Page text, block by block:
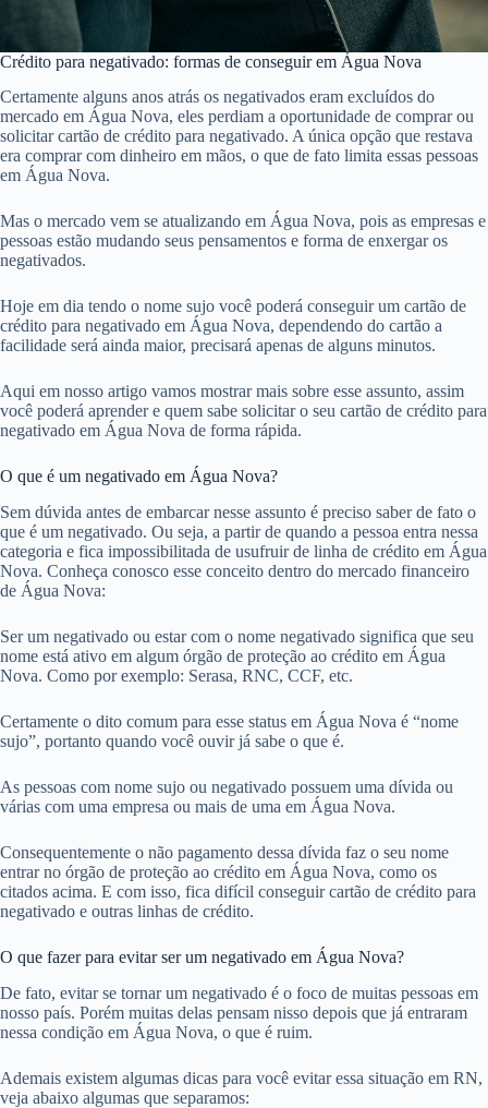
Crédito para negativado: formas de conseguir em Água Nova
Certamente alguns anos atrás os negativados eram excluídos do
mercado em Água Nova, eles perdiam a oportunidade de comprar ou
solicitar cartão de crédito para negativado. A única opção que restava
era comprar com dinheiro em mãos, o que de fato limita essas pessoas
em Água Nova.
Mas o mercado vem se atualizando em Água Nova, pois as empresas e
pessoas estão mudando seus pensamentos e forma de enxergar os
negativados.
Hoje em dia tendo o nome sujo você poderá conseguir um cartão de
crédito para negativado em Água Nova, dependendo do cartão a
facilidade será ainda maior, precisará apenas de alguns minutos.
Aqui em nosso artigo vamos mostrar mais sobre esse assunto, assim
você poderá aprender e quem sabe solicitar o seu cartão de crédito para
negativado em Água Nova de forma rápida.
O que é um negativado em Água Nova?
Sem dúvida antes de embarcar nesse assunto é preciso saber de fato o
que é um negativado. Ou seja, a partir de quando a pessoa entra nessa
categoria e fica impossibilitada de usufruir de linha de crédito em Água
Nova. Conheça conosco esse conceito dentro do mercado financeiro
de Água Nova:
Ser um negativado ou estar com o nome negativado significa que seu
nome está ativo em algum órgão de proteção ao crédito em Água
Nova. Como por exemplo: Serasa, RNC, CCF, etc.
Certamente o dito comum para esse status em Água Nova é “nome
sujo”, portanto quando você ouvir já sabe o que é.
As pessoas com nome sujo ou negativado possuem uma dívida ou
várias com uma empresa ou mais de uma em Água Nova.
Consequentemente o não pagamento dessa dívida faz o seu nome
entrar no órgão de proteção ao crédito em Água Nova, como os
citados acima. E com isso, fica difícil conseguir cartão de crédito para
negativado e outras linhas de crédito.
O que fazer para evitar ser um negativado em Água Nova?
De fato, evitar se tornar um negativado é o foco de muitas pessoas em
nosso país. Porém muitas delas pensam nisso depois que já entraram
nessa condição em Água Nova, o que é ruim.
Ademais existem algumas dicas para você evitar essa situação em RN,
veja abaixo algumas que separamos: